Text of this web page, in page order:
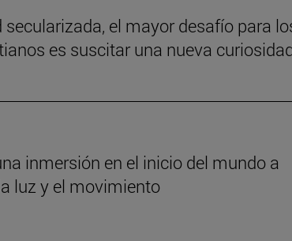
secularizada, el mayor desafío para
es suscitar una nueva
inmersión en el inicio del mundo a
luz y el movimiento